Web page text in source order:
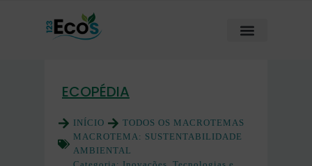
ECOPÉDIA
INÍCIO
TODOS OS MACROTEMAS
MACROTEMA: SUSTENTABILIDADE
AMBIENTAL